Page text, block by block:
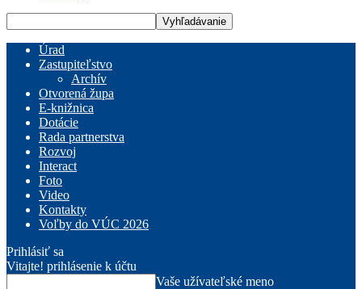
Úrad
Zastupiteľstvo
Archív
Otvorená župa
E-knižnica
Dotácie
Rada partnerstva
Rozvoj
Interact
Foto
Video
Kontakty
Voľby do VÚC 2026
Prihlásiť sa
Vitajte! prihlásenie k účtu
Vaše užívateľské meno